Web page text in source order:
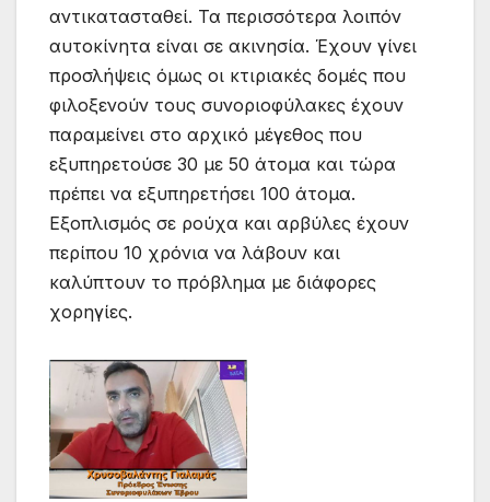
αντικατασταθεί. Τα περισσότερα λοιπόν
αυτοκίνητα είναι σε ακινησία. Έχουν γίνει
προσλήψεις όμως οι κτιριακές δομές που
φιλοξενούν τους συνοριοφύλακες έχουν
παραμείνει στο αρχικό μέγεθος που
εξυπηρετούσε 30 με 50 άτομα και τώρα
πρέπει να εξυπηρετήσει 100 άτομα.
Εξοπλισμός σε ρούχα και αρβύλες έχουν
περίπου 10 χρόνια να λάβουν και
καλύπτουν το πρόβλημα με διάφορες
χορηγίες.